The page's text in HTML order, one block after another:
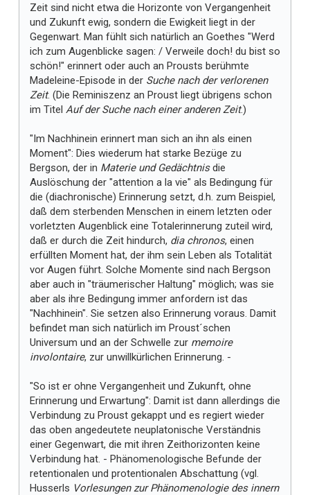
Zeit sind nicht etwa die Horizonte von Vergangenheit
und Zukunft ewig, sondern die Ewigkeit liegt in der
Gegenwart. Man fühlt sich natürlich an Goethes "Werd
ich zum Augenblicke sagen: / Verweile doch! du bist so
schön!" erinnert oder auch an Prousts berühmte
Madeleine-Episode in der Suche nach der verlorenen
Zeit. (Die Reminiszenz an Proust liegt übrigens schon
im Titel Auf der Suche nach einer anderen Zeit.)
"Im Nachhinein erinnert man sich an ihn als einen
Moment": Dies wiederum hat starke Bezüge zu
Bergson, der in Materie und Gedächtnisdie
Auslöschung der "attention a la vie" als Bedingung für
die (diachronische) Erinnerung setzt, d.h. zum Beispiel,
daß dem sterbenden Menschen in einem letzten oder
vorletzten Augenblick eine Totalerinnerung zuteil wird,
daß er durch die Zeit hindurch, dia chronos, einen
erfüllten Moment hat, der ihm sein Leben als Totalität
vor Augen führt. Solche Momente sind nach Bergson
aber auch in "träumerischer Haltung" möglich; was sie
aber als ihre Bedingung immer anfordern ist das
"Nachhinein". Sie setzen also Erinnerung voraus. Damit
befindet man sich natürlich im Proust´schen
Universum und an der Schwelle zur memoire
involontaire, zur unwillkürlichen Erinnerung. -
"So ist er ohne Vergangenheit und Zukunft, ohne
Erinnerung und Erwartung": Damit ist dann allerdings die
Verbindung zu Proust gekappt und es regiert wieder
das oben angedeutete neuplatonische Verständnis
einer Gegenwart, die mit ihren Zeithorizonten keine
Verbindung hat. - Phänomenologische Befunde der
retentionalen und protentionalen Abschattung (vgl.
Husserls Vorlesungen zur Phänomenologie des innern